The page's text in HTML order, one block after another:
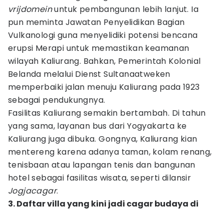
vrijdomeinuntuk pembangunan lebih lanjut. Ia
pun meminta Jawatan Penyelidikan Bagian
Vulkanologi guna menyelidiki potensi bencana
erupsi Merapi untuk memastikan keamanan
wilayah Kaliurang. Bahkan, Pemerintah Kolonial
Belanda melalui Dienst Sultanaatweken
memperbaiki jalan menuju Kaliurang pada 1923
sebagai pendukungnya.
Fasilitas Kaliurang semakin bertambah. Di tahun
yang sama, layanan bus dari Yogyakarta ke
Kaliurang juga dibuka. Gongnya, Kaliurang kian
mentereng karena adanya taman, kolam renang,
tenisbaan atau lapangan tenis dan bangunan
hotel sebagai fasilitas wisata, seperti dilansir
Jogjacagar.
3. Daftar villa yang kini jadi cagar budaya di